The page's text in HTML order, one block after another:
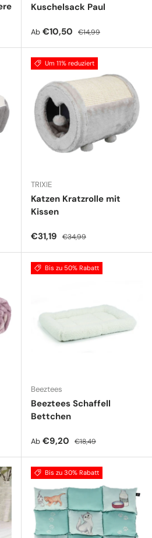
Kuschelsack Paul
Verkaufspreis
Ab €10,50 Normaler Preis
€14,99
Um 11% reduziert
TRIXIE
Katzen Kratzrolle mit
Kissen
Verkaufspreis
€31,19 Normaler Preis
€34,99
Bis zu 50% Rabatt
Beeztees
Beeztees Schaffell
Bettchen
Verkaufspreis
Ab €9,20 Normaler Preis
€18,49
Bis zu 30% Rabatt